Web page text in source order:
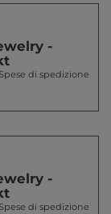
-
Spese di spedizione
-
Spese di spedizione